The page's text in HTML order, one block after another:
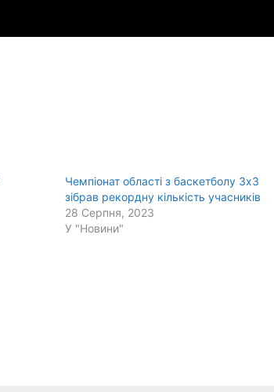
Чемпіонат області з баскетболу 3х3
зібрав рекордну кількість учасників
28 Серпня, 2023
У "Новини"